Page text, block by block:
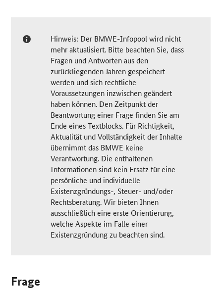
Hinweis: Der BMWE-Infopool wird nicht
mehr aktualisiert. Bitte beachten Sie, dass
Fragen und Antworten aus den
zurückliegenden Jahren gespeichert
werden und sich rechtliche
Voraussetzungen inzwischen geändert
haben können. Den Zeitpunkt der
Beantwortung einer Frage finden Sie am
Ende eines Textblocks. Für Richtigkeit,
Aktualität und Vollständigkeit der Inhalte
übernimmt das BMWE keine
Verantwortung. Die enthaltenen
Informationen sind kein Ersatz für eine
persönliche und individuelle
Existenzgründungs-, Steuer- und/oder
Rechtsberatung. Wir bieten Ihnen
ausschließlich eine erste Orientierung,
welche Aspekte im Falle einer
Existenzgründung zu beachten sind.
Frage